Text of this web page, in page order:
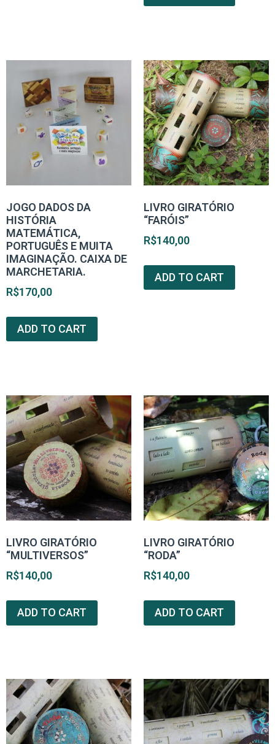
JOGO DADOS DA
HISTÓRIA
MATEMÁTICA,
PORTUGUÊS E MUITA
IMAGINAÇÃO. CAIXA DE
MARCHETARIA.
R$170,00
ADD TO CART
LIVRO GIRATÓRIO
“FARÓIS”
R$140,00
ADD TO CART
LIVRO GIRATÓRIO
“MULTIVERSOS”
R$140,00
ADD TO CART
LIVRO GIRATÓRIO
“RODA”
R$140,00
ADD TO CART